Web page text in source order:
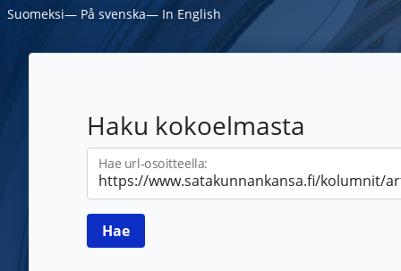
Suomeksi― På svenska― In English
Haku kokoelmasta
Hae url-osoitteella: